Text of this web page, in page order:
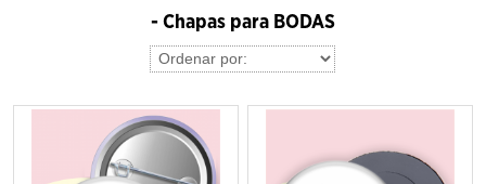
- Chapas para BODAS